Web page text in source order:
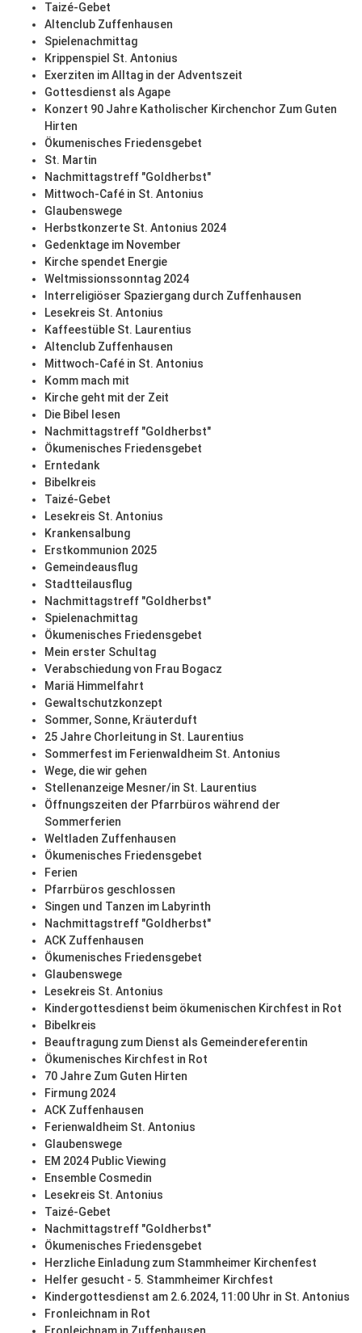
Taizé-Gebet
Altenclub Zuffenhausen
Spielenachmittag
Krippenspiel St. Antonius
Exerziten im Alltag in der Adventszeit
Gottesdienst als Agape
Konzert 90 Jahre Katholischer Kirchenchor Zum Guten
Hirten
Ökumenisches Friedensgebet
St. Martin
Nachmittagstreff "Goldherbst"
Mittwoch-Café in St. Antonius
Glaubenswege
Herbstkonzerte St. Antonius 2024
Gedenktage im November
Kirche spendet Energie
Weltmissionssonntag 2024
Interreligiöser Spaziergang durch Zuffenhausen
Lesekreis St. Antonius
Kaffeestüble St. Laurentius
Altenclub Zuffenhausen
Mittwoch-Café in St. Antonius
Komm mach mit
Kirche geht mit der Zeit
Die Bibel lesen
Nachmittagstreff "Goldherbst"
Ökumenisches Friedensgebet
Erntedank
Bibelkreis
Taizé-Gebet
Lesekreis St. Antonius
Krankensalbung
Erstkommunion 2025
Gemeindeausflug
Stadtteilausflug
Nachmittagstreff "Goldherbst"
Spielenachmittag
Ökumenisches Friedensgebet
Mein erster Schultag
Verabschiedung von Frau Bogacz
Mariä Himmelfahrt
Gewaltschutzkonzept
Sommer, Sonne, Kräuterduft
25 Jahre Chorleitung in St. Laurentius
Sommerfest im Ferienwaldheim St. Antonius
Wege, die wir gehen
Stellenanzeige Mesner/in St. Laurentius
Öffnungszeiten der Pfarrbüros während der
Sommerferien
Weltladen Zuffenhausen
Ökumenisches Friedensgebet
Ferien
Pfarrbüros geschlossen
Singen und Tanzen im Labyrinth
Nachmittagstreff "Goldherbst"
ACK Zuffenhausen
Ökumenisches Friedensgebet
Glaubenswege
Lesekreis St. Antonius
Kindergottesdienst beim ökumenischen Kirchfest in Rot
Bibelkreis
Beauftragung zum Dienst als Gemeindereferentin
Ökumenisches Kirchfest in Rot
70 Jahre Zum Guten Hirten
Firmung 2024
ACK Zuffenhausen
Ferienwaldheim St. Antonius
Glaubenswege
EM 2024 Public Viewing
Ensemble Cosmedin
Lesekreis St. Antonius
Taizé-Gebet
Nachmittagstreff "Goldherbst"
Ökumenisches Friedensgebet
Herzliche Einladung zum Stammheimer Kirchenfest
Helfer gesucht - 5. Stammheimer Kirchfest
Kindergottesdienst am 2.6.2024, 11:00 Uhr in St. Antonius
Fronleichnam in Rot